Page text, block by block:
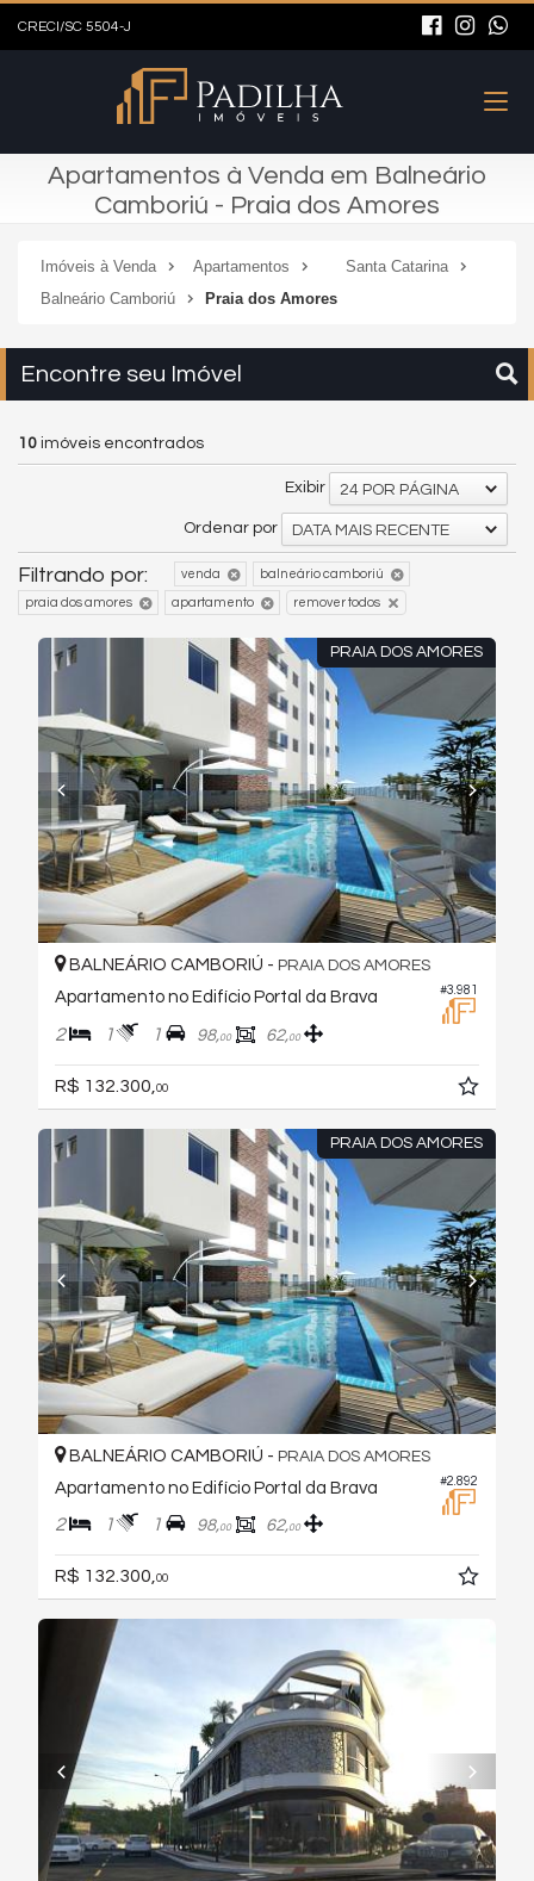
CRECI/SC 5504-J
Apartamentos à Venda em Balneário
Camboriú - Praia dos Amores
Imóveis à Venda Apartamentos
Santa Catarina
Balneário Camboriú
Praia dos Amores
Encontre seu Imóvel
10 imóveis encontrados
Exibir 24 POR PÁGINA
Ordenar por DATA MAIS RECENTE
Filtrando por: venda balneário camboriú
praia dos amores apartamento remover todos
PRAIA DOS AMORES
#3.981
BALNEÁRIO CAMBORIÚ - PRAIA DOS AMORES
Apartamento no Edifício Portal da Brava
2 1 1 98,00 62,00
R$ 132.300, 00
PRAIA DOS AMORES
#2.892
BALNEÁRIO CAMBORIÚ - PRAIA DOS AMORES
Apartamento no Edifício Portal da Brava
2 1 1 98,00 62,00
R$ 132.300,00